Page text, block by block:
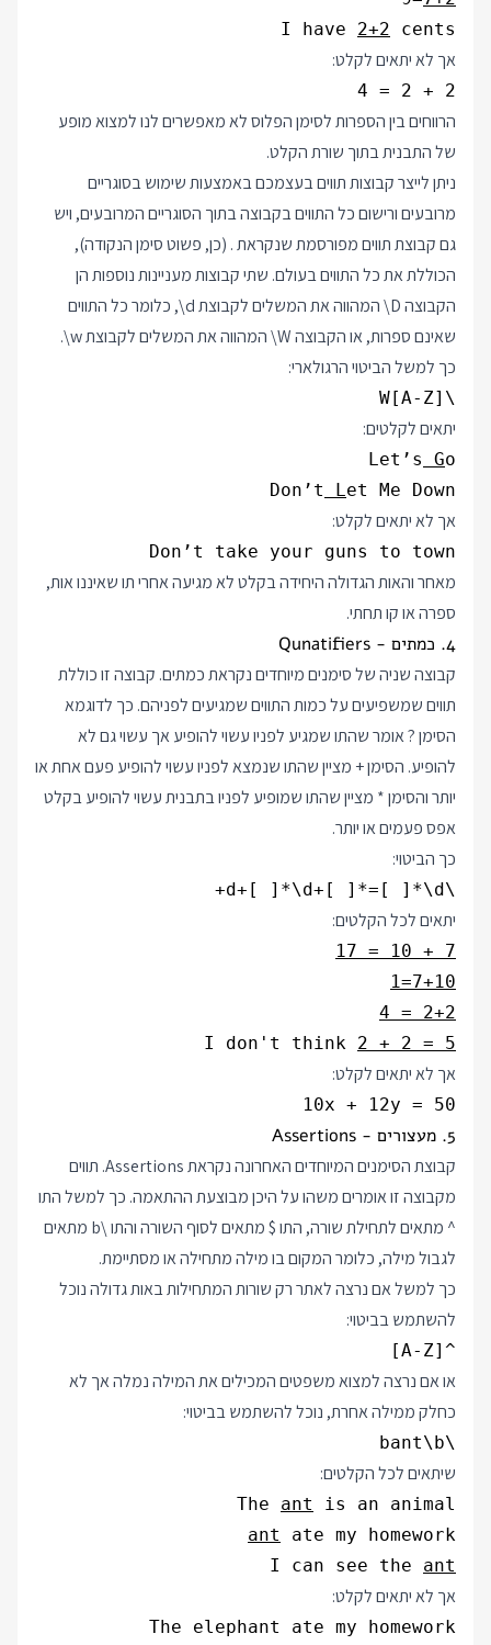
I have 2+2 cents
אך לא יתאים לקלט:
2 + 2 = 4
הרווחים בין הספרות לסימן הפלוס לא מאפשרים לנו למצוא מופע
של התבנית בתוך שורת הקלט.
ניתן לייצר קבוצות תווים בעצמכם באמצעות שימוש בסוגריים
מרובעים ורישום כל התווים בקבוצה בתוך הסוגריים המרובעים, ויש
גם קבוצת תווים מפורסמת שנקראת . (כן, פשוט סימן הנקודה),
הכוללת את כל התווים בעולם. שתי קבוצות מעניינות נוספות הן
הקבוצה\Dהמהווה את המשלים לקבוצת\d, כלומר כל התווים
שאינם ספרות, או הקבוצה\Wהמהווה את המשלים לקבוצת\w
.
כך למשל הביטוי הרגולארי:
\W[A-Z]
יתאים לקלטים:
Let’s G
Don’t
Let Me Down
אך לא יתאים לקלט:
Don’t take your guns to town
מאחר והאות הגדולה היחידה בקלט לא מגיעה אחרי תו שאיננו אות,
ספרה או קו תחתי.
4. כמתים - Qunatifiers
קבוצה שניה של סימנים מיוחדים נקראת כמתים. קבוצה זו כוללת
תווים שמשפיעים על כמות התווים שמגיעים לפניהם. כך לדוגמא
הסימן ? אומר שהתו שמגיע לפניו עשוי להופיע אך עשוי גם לא
להופיע. הסימן + מציין שהתו שנמצא לפניו עשוי להופיע פעם אחת או
יותר והסימן * מציין שהתו שמופיע לפניו בתבנית עשוי להופיע בקלט
אפס פעמים או יותר.
כך הביטוי:
\d+[ ]*\d+[ ]*=[ ]*\d+
יתאים לכל הקלטים:
7 + 10 = 17
7+10=1
2+2 = 4
I don't think 2 + 2 = 5
אך לא יתאים לקלט:
10x + 12y = 50
5. מעצורים - Assertions
קבוצת הסימנים המיוחדים האחרונה נקראת Assertions. תווים
מקבוצה זו אומרים משהו על היכן מבוצעת ההתאמה. כך למשל התו
^ מתאים לתחילת שורה, התו $ מתאים לסוף השורה והתו \b מתאים
לגבול מילה, כלומר המקום בו מילה מתחילה או מסתיימת.
כך למשל אם נרצה לאתר רק שורות המתחילות באות גדולה נוכל
להשתמש בביטוי:
^[A-Z]
או אם נרצה למצוא משפטים המכילים את המילה נמלה אך לא
כחלק ממילה אחרת, נוכל להשתמש בביטוי:
\bant\b
שיתאים לכל הקלטים:
The ant
is an animal
ant
I can see the ant
אך לא יתאים לקלט:
The elephant ate my homework